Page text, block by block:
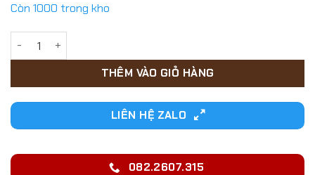
96,000₫.
Còn 1000 trong kho
THÊM VÀO GIỎ HÀNG
LIÊN HỆ ZALO
082.2607.315